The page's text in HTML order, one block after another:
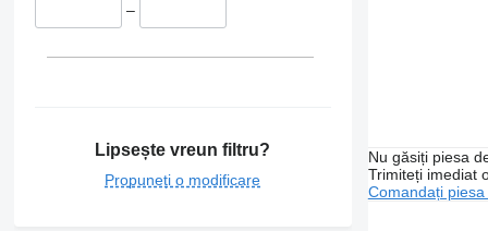
–
Lipsește vreun filtru?
Propuneți o modificare
Nu găsiți piesa
Trimiteți imediat
Comandați